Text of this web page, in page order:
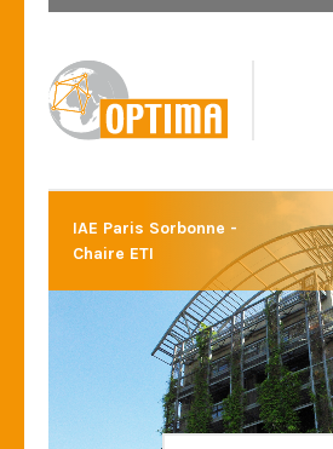
IAE Paris Sorbonne -
Chaire ETI